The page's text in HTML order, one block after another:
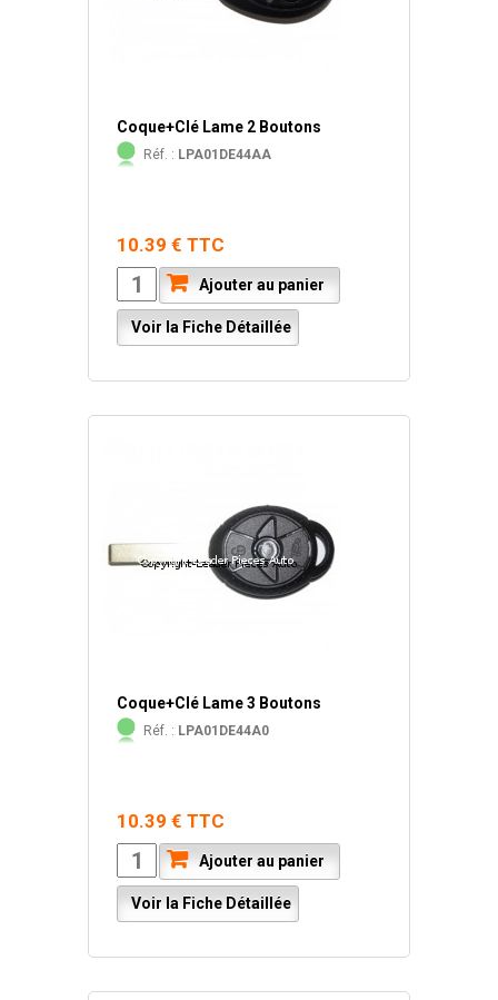
Coque+Clé Lame 2 Boutons
Réf. : LPA01DE44AA
10.39 € TTC
Ajouter au panier
Voir la Fiche Détaillée
Coque+Clé Lame 3 Boutons
Réf. : LPA01DE44A0
10.39 € TTC
Ajouter au panier
Voir la Fiche Détaillée